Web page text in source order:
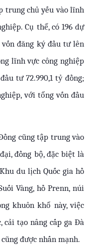
trung chủ yếu vào lĩnh
Cụ thể, có 196 dự
đăng ký đầu tư lên
lĩnh vực công nghiệp
tư 72.990,1 tỷ đồng;
với tổng vốn đầu
cũng tập trung vào
đồng bộ, đặc biệt là
du lịch Quốc gia hồ
Vàng, hồ Prenn, núi
khuôn khổ này, việc
cải tạo nâng cấp ga Đà
được nhấn mạnh.